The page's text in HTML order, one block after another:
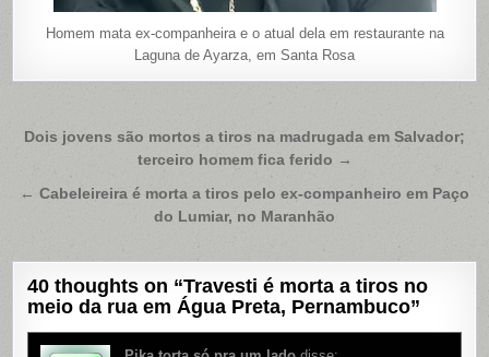
Homem mata ex-companheira e o atual dela em restaurante na
Laguna de Ayarza, em Santa Rosa
Navegação
Post
Dois jovens são mortos a tiros na madrugada em Salvador;
terceiro homem fica ferido →
← Cabeleireira é morta a tiros pelo ex-companheiro em Paço
do Lumiar, no Maranhão
40 thoughts on “Travesti é morta a tiros no
meio da rua em Água Preta, Pernambuco”